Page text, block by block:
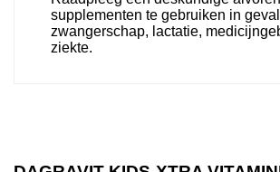
supplementen te gebruiken in
zwangerschap, lactatie,
ziekte.